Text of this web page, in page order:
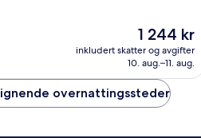
Prisen
er
1 244 kr
1 244 kr
inkludert skatter og avgifter
10. aug.–11. aug.
overnattingssteder